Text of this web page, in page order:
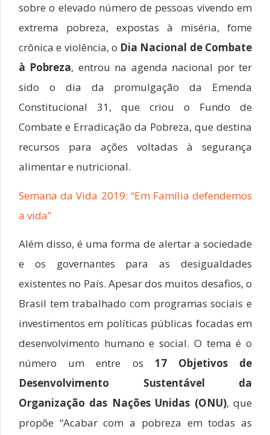
sobre o elevado número de pessoas vivendo em
extrema pobreza, expostas à miséria, fome
crônica e violência, o Dia Nacional de Combate
à Pobreza, entrou na agenda nacional por ter
sido o dia da promulgação da Emenda
Constitucional 31, que criou o Fundo de
Combate e Erradicação da Pobreza, que destina
recursos para ações voltadas à segurança
alimentar e nutricional.
Semana da Vida 2019: “Em Família defendemos
a vida”
Além disso, é uma forma de alertar a sociedade
e os governantes para as desigualdades
existentes no País. Apesar dos muitos desafios, o
Brasil tem trabalhado com programas sociais e
investimentos em políticas públicas focadas em
desenvolvimento humano e social. O tema é o
número um entre os 17 Objetivos de
Desenvolvimento Sustentável da
Organização das Nações Unidas (ONU), que
propõe “Acabar com a pobreza em todas as